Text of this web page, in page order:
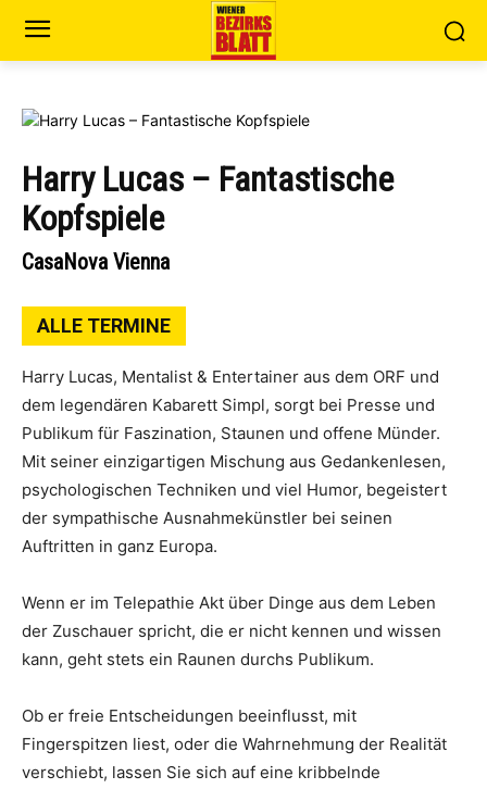
Harry Lucas – Fantastische
Kopfspiele
CasaNova Vienna
ALLE TERMINE
Harry Lucas, Mentalist & Entertainer aus dem ORF und
dem legendären Kabarett Simpl, sorgt bei Presse und
Publikum für Faszination, Staunen und offene Münder.
Mit seiner einzigartigen Mischung aus Gedankenlesen,
psychologischen Techniken und viel Humor, begeistert
der sympathische Ausnahmekünstler bei seinen
Auftritten in ganz Europa.
Wenn er im Telepathie Akt über Dinge aus dem Leben
der Zuschauer spricht, die er nicht kennen und wissen
kann, geht stets ein Raunen durchs Publikum.
Ob er freie Entscheidungen beeinflusst, mit
Fingerspitzen liest, oder die Wahrnehmung der Realität
verschiebt, lassen Sie sich auf eine kribbelnde